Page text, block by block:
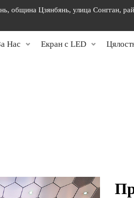
община Цзянбянь, улица Сонгган,
Нас Екран с LED